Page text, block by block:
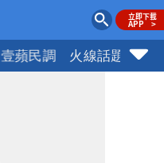
壹蘋民調 火線話題